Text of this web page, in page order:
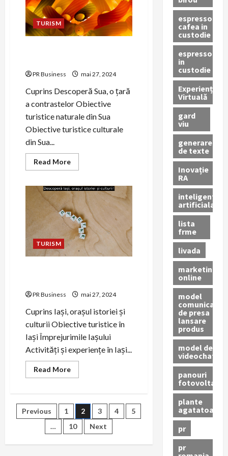
TURISM
PR Business mai 27, 2024
Cuprins Descoperă Sua, o țară
a contrastelor Obiective
turistice naturale din Sua
Obiective turistice culturale
din Sua...
Read MoreRead
more
Sua,
o
țară
a
contrastelor.
TURISM
PR Business mai 27, 2024
Cuprins Iași, orașul istoriei și
culturii Obiective turistice în
Iași Împrejurimile Iașului
Activități și experiențe în Iași...
Read MoreRead
more
orașul
istoriei
și
culturii!
Paginație
articole
Previous 1 2 3 4
5
…
10 Next
espressor
cafea in
custodie
espressor
in
custodie
Experiență
Virtuală
gard
viu
generare
de texte
Inovație
RA
inteligenta
artificiala
lista
frme
livada
marketing
online
model
comunicat
de presa
lansare
produs
model de
videochat
panouri
fotovoltaice
plante
agatatoare
pr
pr